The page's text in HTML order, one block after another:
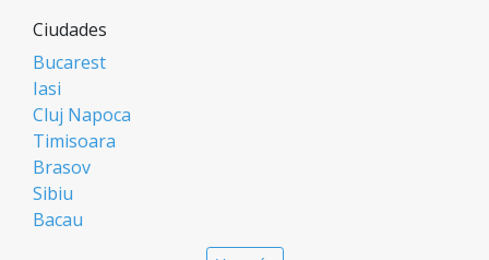
Ciudades
Bucarest
Iasi
Cluj Napoca
Timisoara
Brasov
Sibiu
Bacau